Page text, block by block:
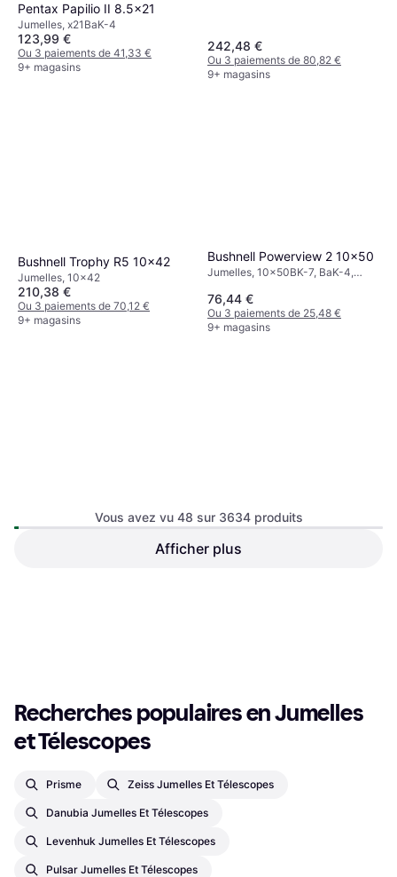
Pentax Papilio II 8.5x21
Jumelles, x21BaK-4
123,99 €
Ou 3 paiements de 41,33 €
9+ magasins
242,48 €
Ou 3 paiements de 80,82 €
9+ magasins
Bushnell Trophy R5 10x42
Jumelles, 10x42
210,38 €
Ou 3 paiements de 70,12 €
9+ magasins
Bushnell Powerview 2 10x50
Jumelles, 10x50BK-7, BaK-4,
Multicouche
76,44 €
Ou 3 paiements de 25,48 €
9+ magasins
Nikon jumelles sporttar zoom
Jumelles, 24x25, Prisme Porro,
Steiner jumelles observer
Vous avez vu 48 sur 3634 produits
Afficher plus
Recherches populaires en Jumelles
et Télescopes
Prisme Zeiss Jumelles Et Télescopes
Danubia Jumelles Et Télescopes
Levenhuk Jumelles Et Télescopes
Pulsar Jumelles Et Télescopes